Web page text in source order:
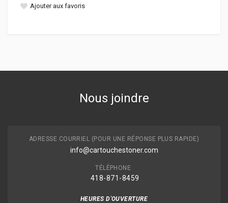
Ajouter aux favoris
Nous joindre
ADRESSE COURRIEL (POUR UNE RÉPONSE PLUS RAPIDE)
info@cartouchestoner.com
TÉLÉPHONE
418-871 -8459
HEURES D'OUVERTURE